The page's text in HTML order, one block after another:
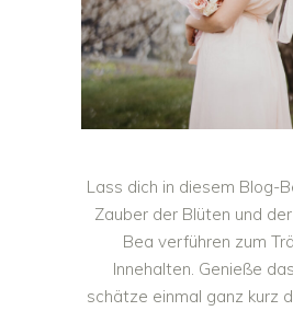
Lass dich in diesem Blog-
Zauber der Blüten und
Bea verführen zum
Innehalten. Genieße
schätze einmal ganz kurz